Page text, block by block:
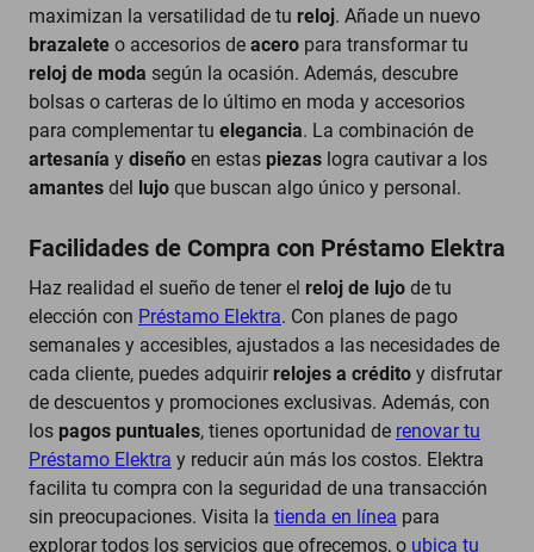
maximizan la versatilidad de tu reloj. Añade un nuevo
brazalete o accesorios de acero para transformar tu
reloj de moda según la ocasión. Además, descubre
bolsas o carteras de lo último en moda y accesorios
para complementar tu elegancia. La combinación de
artesanía y diseño en estas piezas logra cautivar a los
amantes del lujo que buscan algo único y personal.
Facilidades de Compra con Préstamo Elektra
Haz realidad el sueño de tener el reloj de lujo de tu
elección con Préstamo Elektra. Con planes de pago
semanales y accesibles, ajustados a las necesidades de
cada cliente, puedes adquirir relojes a crédito y disfrutar
de descuentos y promociones exclusivas. Además, con
los pagos puntuales, tienes oportunidad de renovar tu
Préstamo Elektra y reducir aún más los costos. Elektra
facilita tu compra con la seguridad de una transacción
sin preocupaciones. Visita la tienda en línea para
explorar todos los servicios que ofrecemos, o ubica tu